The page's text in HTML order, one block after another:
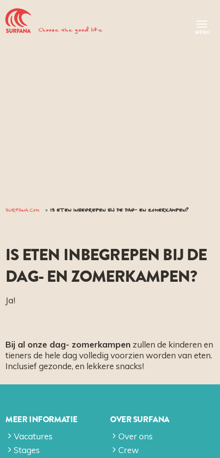
Choose the good life
SURFANA.COM IS ETEN INBEGREPEN BIJ DE DAG- EN ZOMERKAMPEN?
IS ETEN INBEGREPEN BIJ DE
DAG- EN ZOMERKAMPEN?
Ja!
Bij al onze dag- zomerkampen zullen de kinderen en
tieners de hele dag volledig voorzien worden van eten.
Inclusief gezonde, en lekkere snacks!
MEER INFORMATIE
Vacatures
Stages
OVER SURFANA
Over ons
Crew